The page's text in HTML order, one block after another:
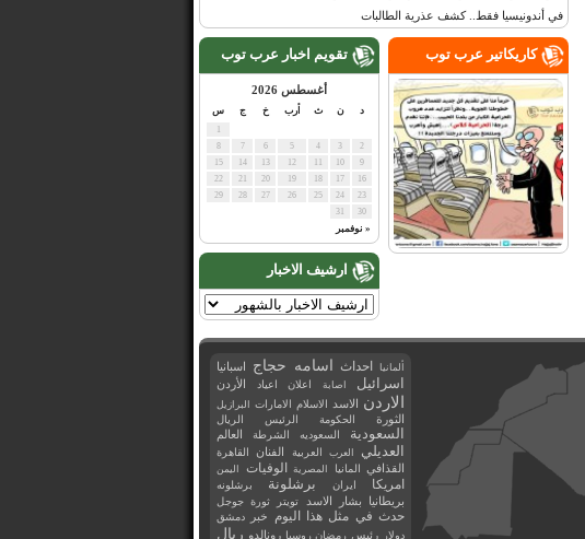
في أندونيسيا فقط.. كشف عذرية الطالبات
تقويم اخبار عرب توب
أغسطس 2026
د ن ث أرب خ ج س
« نوفمبر
2
3
4
5
6
7
8
9
10
12
13
14
15
16
17
18
19
20
21
22
23
24
25
26
27
28
29
30
31
ارشيف الاخبار
كاريكاتير عرب توب
ألمانيا احداث اسامه حجاج اسبانيا
اسرائيل اصابة اعلان اعياد الأردن
الاردن الاسد الاسلام الامارات البرازيل
الثورة الحكومة الرئيس الريال
السعودية السعوديه الشرطة العالم
العديلي العرب العربية الفنان القاهرة
القذافي المانيا المصرية الوفيات اليمن
امريكا ايران برشلونة برشلونه
بريطانيا بشار الاسد تويتر ثورة جوجل
حدث في مثل هذا اليوم خبر
دمشق
دولار
رئيس رمضان روسيا رونالدو ريال